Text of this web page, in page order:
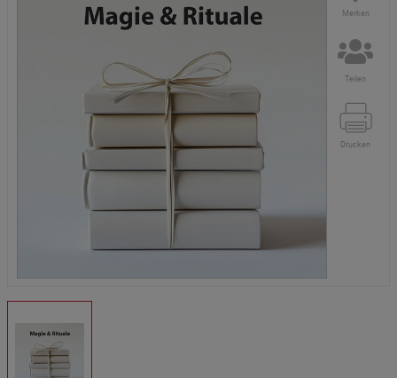
Merken
Teilen
Drucken